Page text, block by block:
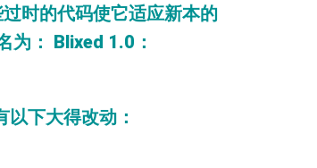
时的代码使它适应新本的
为： Blixed 1.0 ：
下大得改动：